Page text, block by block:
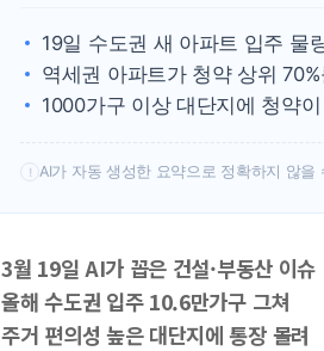
19일 수도권 새 아파트 입주 물
역세권 아파트가 청약 상위
1000가구 이상 대단지에 청약
! AI가 자동 생성한 요약으로 정확하지 않을
3월 19일 AI가 꼽은 건설·부동산 이슈
올해 수도권 입주 10.6만가구 그쳐
주거 편의성 높은 대단지에 통장 몰려